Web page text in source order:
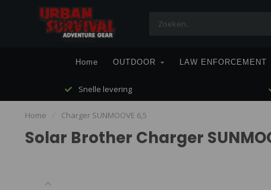
Home OUTDOOR LAW ENFORCEMENT
Snelle levering
Home Charger SUNMOOVE 6,5
Solar Brother Charger